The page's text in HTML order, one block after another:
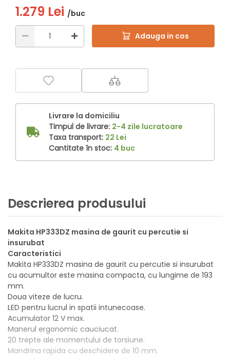
1.279 Lei /buc
Adauga in cos
Livrare la domiciliu
Timpul de livrare: 2-4 zile lucratoare
Taxa transport: 22 Lei
Cantitate în stoc: 4 buc
Descrierea produsului
Makita HP333DZ masina de gaurit cu percutie si
insurubat
Caracteristici
Makita HP333DZ masina de gaurit cu percutie si insurubat
cu acumultor este masina compacta, cu lungime de 193
mm.
Doua viteze de lucru.
LED pentru lucrul in spatii intunecoase.
Acumulator 12 V max.
Manerul ergonomic cauciucat.
20 trepte ale momentului de torsiune.
Mandrina rapida cu deschidere de 10 mm.